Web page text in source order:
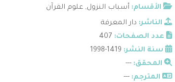
الأقسام: أسباب النزول, علوم القرآن
الناشر: دار المعرفة
عدد الصفحات:
سنة النشر:
المحقق: ---
المترجم: ---